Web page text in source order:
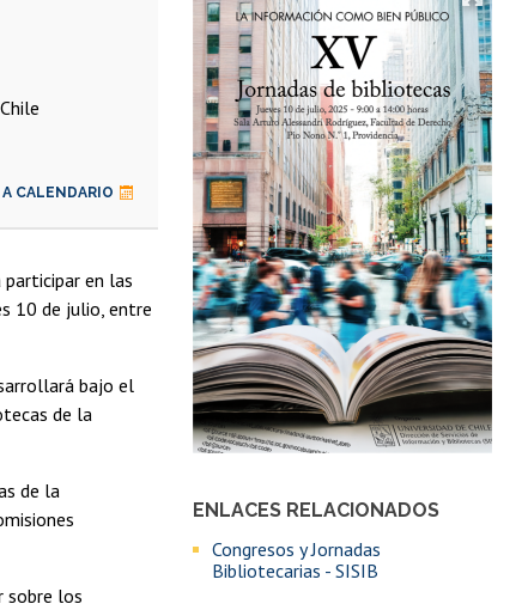
ENLACES RELACIONADOS
Congresos y Jornadas
Bibliotecarias - SISIB
CALENDARIO
en las
10 de julio, entre
bajo el
de la
de la
sobre los